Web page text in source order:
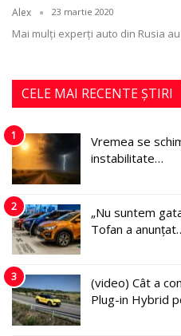
Alex 23 martie 2020
Mai mulți experți auto din Rusia
CELE MAI RECENTE ȘTIRI
1
Vremea se
instabilitate…
2
„Nu suntem
Tofan a
3
(video) Cât a
Plug-in Hybrid